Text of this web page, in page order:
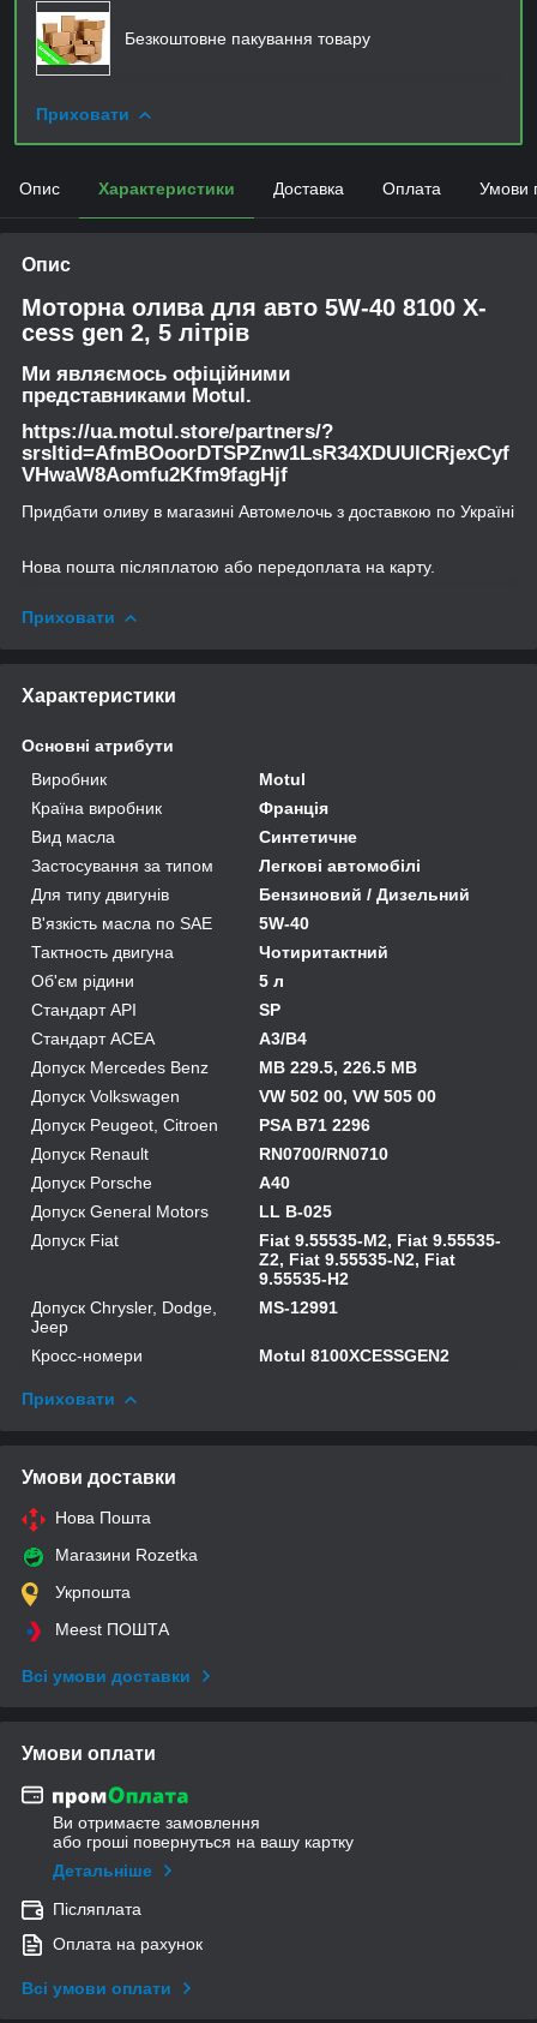
Безкоштовне пакування товару
Приховати
Опис Характеристики Доставка Оплата Умови
Опис
Моторна олива для авто 5W-40 8100 X-
cess gen 2, 5 літрів
Ми являємось офіційними
представниками Motul.
https://ua.motul.store/partners/?
srsltid=AfmBOoorDTSPZnw1LsR34XDUUICRjexCyf
VHwaW8Aomfu2Kfm9fagHjf
Придбати оливу в магазині Автомелочь з доставкою по Україні
Нова пошта післяплатою або передоплата на карту.
Приховати
Характеристики
Основні атрибути
Виробник
Motul
Країна виробник
Франція
Вид масла
Синтетичне
Застосування за типом
Легкові автомобілі
Для типу двигунів
Бензиновий / Дизельний
В'язкість масла по SAE
5W-40
Тактность двигуна
Чотиритактний
Об'єм рідини
5 л
Стандарт API
SP
Стандарт ACEA
A3/B4
Допуск Mercedes Benz
MB 229.5, 226.5 MB
Допуск Volkswagen
VW 502 00, VW 505 00
Допуск Peugeot, Citroen
PSA B71 2296
Допуск Renault
RN0700/RN0710
Допуск Porsche
A40
Допуск General Motors
LL B-025
Допуск Fiat
Fiat 9.55535-M2, Fiat 9.55535-
Z2, Fiat 9.55535-N2, Fiat
9.55535-H2
Допуск Chrysler, Dodge,
Jeep
MS-12991
Кросс-номери Motul 8100XCESSGEN2
Приховати
Умови доставки
Нова Пошта
Магазини Rozetka
Укрпошта
Meest ПОШТА
Всі умови доставки
Умови оплати
Ви отримаєте замовлення
або гроші повернуться на вашу картку
Детальніше
Післяплата
Оплата на рахунок
Всі умови оплати